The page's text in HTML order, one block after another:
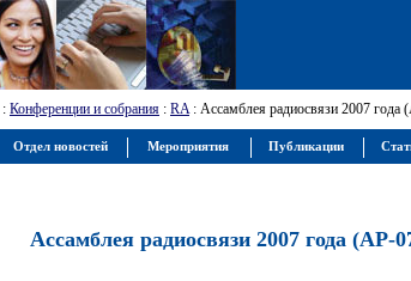
: Конференции и собрания : RA: Ассамблея радиосвязи 2007 года
Ассамблея радиосвязи 2007 года (АР-
Отдел новостей Мероприятия Публикации